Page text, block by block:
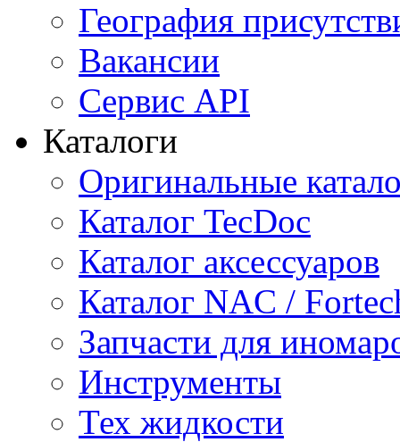
География
Вакансии
Сервис API
Каталоги
Оригинальные
Каталог TecDoc
Каталог аксессуаров
Каталог NAC /
Запчасти для
Инструменты
Тех жидкости